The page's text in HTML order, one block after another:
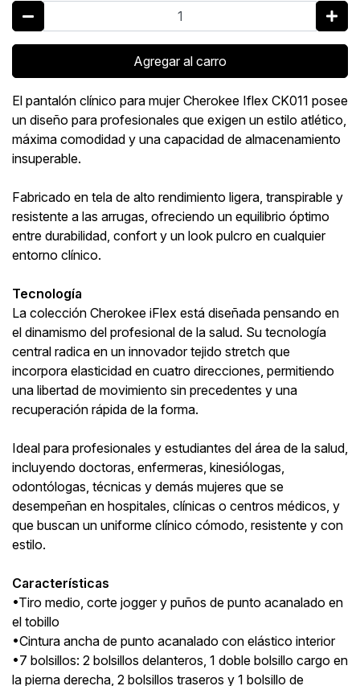
Agregar al carro
El pantalón clínico para mujer Cherokee Iflex CK011 posee
un diseño para profesionales que exigen un estilo atlético,
máxima comodidad y una capacidad de almacenamiento
insuperable.
Fabricado en tela de alto rendimiento ligera, transpirable y
resistente a las arrugas, ofreciendo un equilibrio óptimo
entre durabilidad, confort y un look pulcro en cualquier
entorno clínico.
Tecnología
La colección Cherokee iFlex está diseñada pensando en
el dinamismo del profesional de la salud. Su tecnología
central radica en un innovador tejido stretch que
incorpora elasticidad en cuatro direcciones, permitiendo
una libertad de movimiento sin precedentes y una
recuperación rápida de la forma.
Ideal para profesionales y estudiantes del área de la salud,
incluyendo doctoras, enfermeras, kinesiólogas,
odontólogas, técnicas y demás mujeres que se
desempeñan en hospitales, clínicas o centros médicos, y
que buscan un uniforme clínico cómodo, resistente y con
estilo.
Características
•Tiro medio, corte jogger y puños de punto acanalado en
el tobillo
•Cintura ancha de punto acanalado con elástico interior
•7 bolsillos: 2 bolsillos delanteros, 1 doble bolsillo cargo en
la pierna derecha, 2 bolsillos traseros y 1 bolsillo de